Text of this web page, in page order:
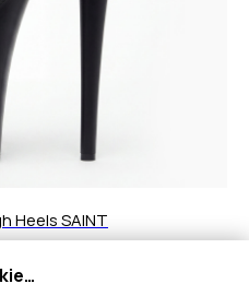
Heels SAINT